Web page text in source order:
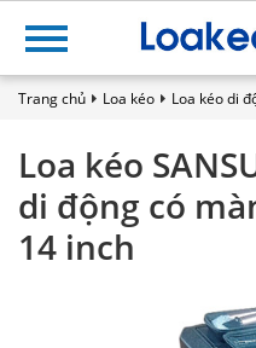
Trang chủ Loa kéo Loa kéo di
Loa kéo
di động có
14 inch